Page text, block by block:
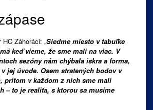
HC Záhoráci: „Siedme miesto v tabuľke
keď vieme, že sme mali na viac. V
sezóny nám chýbala iskra a forma,
jej úvode. Osem stratených bodov v
pritom v každom z nich sme mali
– to je realita, s ktorou sa musíme